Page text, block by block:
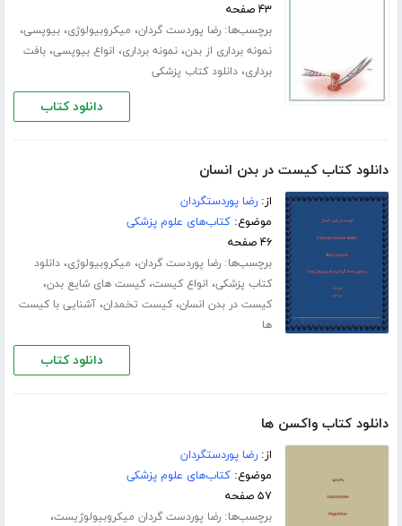
۴۳ صفحه
برچسب‌ها:رضا پوردست گردان، میکروبیولوژی،بیوپسی،
نمونه برداری از بدن،نمونه برداری، انواع بیوپسی،بافت
برداری،دانلود کتاب پزشکی
دانلود کتاب
دانلود کتاب کیست در بدن انسان
از:رضا پوردستگردان
موضوع:کتاب‌های علوم پزشکی
۴۶ صفحه
برچسب‌ها:رضا پوردست گردان، میکروبیولوژی،دانلود
کتاب پزشکی، انواع کیست،کیست های شایع بدن،
کیست در بدن انسان،کیست تخمدان،آشنایی با کیست
ها
دانلود کتاب
دانلود کتاب واکسن ها
از:رضا پوردستگردان
موضوع:کتاب‌های علوم پزشکی
۵۷ صفحه
برچسب‌ها:رضا پوردست گردان میکروبیولوژیست،